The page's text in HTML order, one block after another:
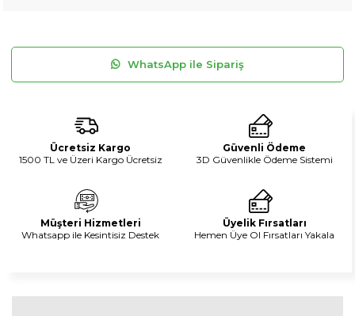
WhatsApp ile Sipariş
Ücretsiz Kargo
1500 TL ve Üzeri Kargo Ücretsiz
Güvenli Ödeme
3D Güvenlikle Ödeme Sistemi
Müşteri Hizmetleri
Whatsapp ile Kesintisiz Destek
Üyelik Fırsatları
Hemen Üye Ol Fırsatları Yakala